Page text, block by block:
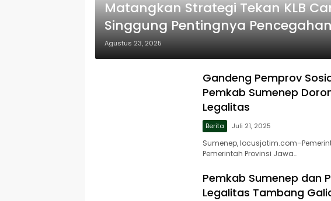
Matangkan Strategi Tekan KLB
Singgung Pentingnya
Agustus 23, 2025
Gandeng Pemprov
Pemkab Sumenep
Legalitas
Berita Juli 21, 2025
Sumenep,
Pemerintah Provinsi Jawa…
Pemkab Sumenep dan
Legalitas Tambang